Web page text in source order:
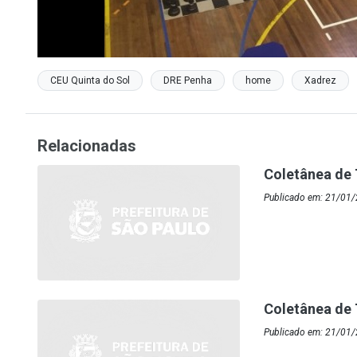
CEU Quinta do Sol DRE Penha home Xadrez
Relacionadas
Coletânea de
Publicado em: 21/
Coletânea de
Publicado em: 21/